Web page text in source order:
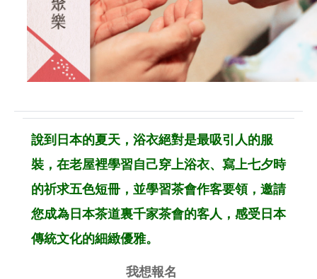
說到日本的夏天，浴衣絕對是最吸引人的服
裝，在老屋裡學習自己穿上浴衣、寫上七夕時
的祈求五色短冊，並學習茶會作客要領，邀請
您成為日本茶道裏千家茶會的客人，感受日本
傳統文化的細緻優雅。
我想報名